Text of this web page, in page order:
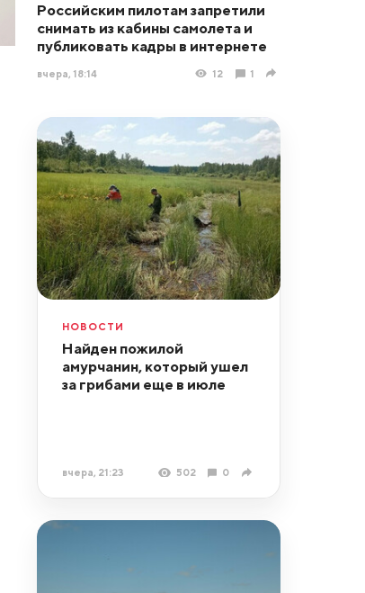
Российским пилотам запретили
снимать из кабины самолета и
публиковать кадры в интернете
вчера, 18:14 12 1
НОВОСТИ
Найден пожилой
амурчанин, который ушел
за грибами еще в июле
вчера, 21:23 502 0